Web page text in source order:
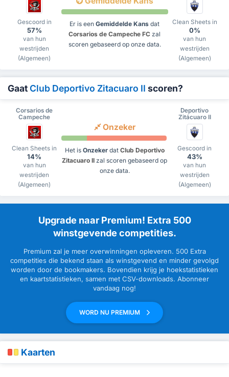
Gescoord in
57%
van hun
westrijden
(Algemeen)
Er is een Gemiddelde Kans dat
Corsarios de Campeche FC zal
scoren gebaseerd op onze data.
Clean Sheets in
0%
van hun
westrijden
(Algemeen)
Gaat Club Deportivo Zitacuaro II scoren?
Corsarios de
Campeche
Deportivo
Zitácuaro II
Clean Sheets in
14%
van hun
westrijden
(Algemeen)
Onzeker
Het is Onzekerdat Club Deportivo
Zitacuaro II zal scoren gebaseerd op
onze data.
Gescoord in
43%
van hun
westrijden
(Algemeen)
Upgrade naar Premium! Extra 500
winstgevende competities.
Premium zal je meer overwinningen opleveren. 500 Extra
competities die bekend staan als winstgevend en minder gevolgd
worden door de bookmakers. Bovendien krijg je hoekstatistieken
en kaartstatistieken, samen met CSV-downloads. Abonneer
vandaag nog!
WORD NU PREMIUM
Kaarten